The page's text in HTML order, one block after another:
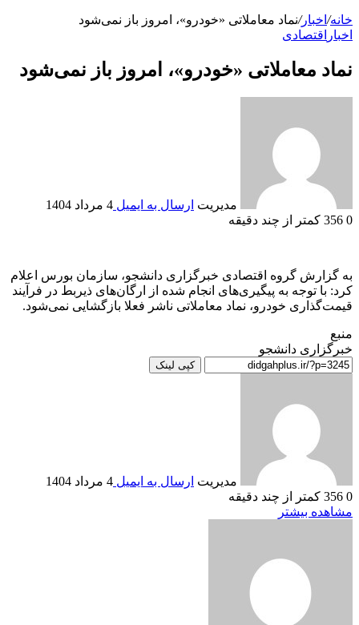
خانه/ اخبار/نماد معاملاتی «خودرو»، امروز باز نمی‌شود
اخبار اقتصادی
نماد معاملاتی «خودرو»، امروز باز نمی‌شود
مدیریت ارسال به ایمیل 4 مرداد 1404
0
کمتر از چند دقیقه
به گزارش گروه اقتصادی خبرگزاری دانشجو، سازمان بورس اعلام
کرد: با توجه به پیگیری‌های انجام شده از ارگان‌های ذیربط در فرآیند
قیمت‌گذاری خودرو، نماد معاملاتی ناشر فعلا بازگشایی نمی‌شود.
منبع
خبرگزاری دانشجو
کپی لینک
مدیریت ارسال به ایمیل 4 مرداد 1404
0
کمتر از چند دقیقه
مشاهده بیشتر